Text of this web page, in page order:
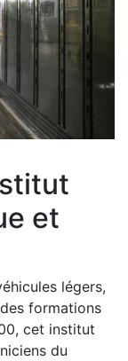
et
légers,
formations
cet institut
du